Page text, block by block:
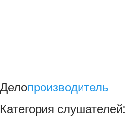
Делопроизводитель
Категория слушателей: